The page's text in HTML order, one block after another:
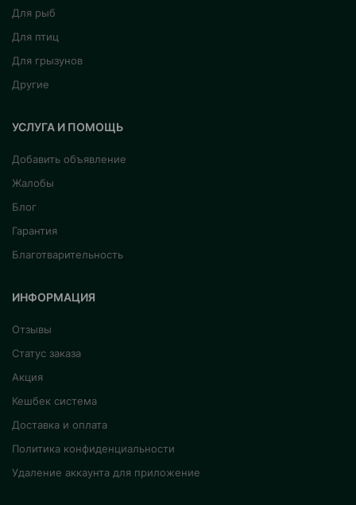
Для рыб
Для птиц
Для грызунов
Другие
УСЛУГА И ПОМОЩЬ
Добавить объявление
Жалобы
Блог
Гарантия
Благотварительность
ИНФОРМАЦИЯ
Отзывы
Статус заказа
Акция
Кешбек система
Доставка и оплата
Политика конфиденциальности
Удаление аккаунта для приложение